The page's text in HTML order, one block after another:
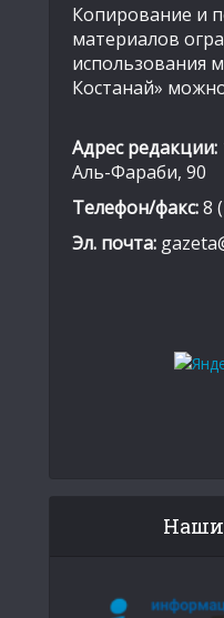
Копирование и
материалов
использования
Костанай»
Адрес редакции:
Аль-Фараби, 90
Телефон/факс:8
Эл. почта:
Наши